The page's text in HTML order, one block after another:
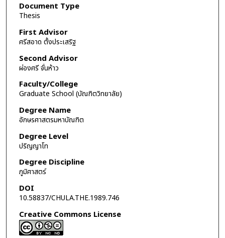
Document Type
Thesis
First Advisor
ศรีสอาด ตั้งประเสริฐ
Second Advisor
ผ่องศรี จั่นห้าว
Faculty/College
Graduate School (บัณฑิตวิทยาลัย)
Degree Name
อักษรศาสตรมหาบัณฑิต
Degree Level
ปริญญาโท
Degree Discipline
ภูมิศาสตร์
DOI
10.58837/CHULA.THE.1989.746
Creative Commons License